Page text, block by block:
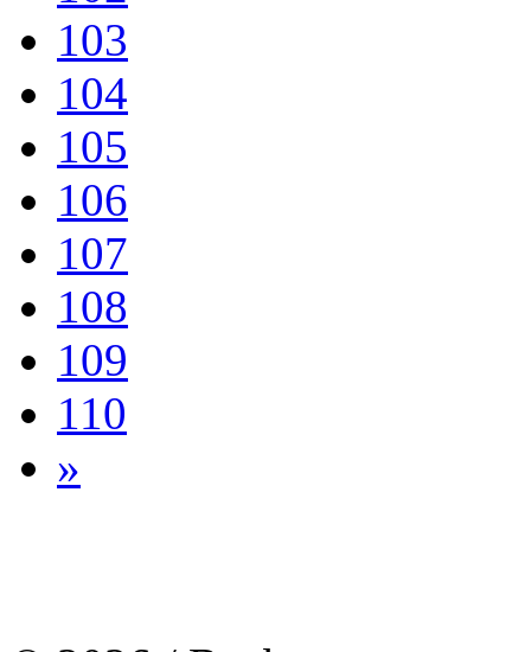
103
104
105
106
107
108
109
110
»